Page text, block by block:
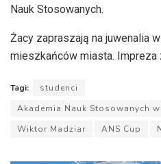
Nauk Stosowanych.
Żacy zapraszają na juwenalia
mieszkańców miasta.
Tagi:
studenci
Akademia Nauk Stosowanych w
Wiktor Madziar
ANS Cup